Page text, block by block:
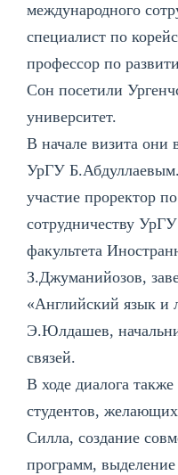
международного
специалист по
профессор по
Сон посетили
университет.
В начале визита они
УрГУ
участие проректор
сотрудничеству
факультета
З.Джуманийозов,
«Английский язык и
Э.Юлдашев,
связей.
В ходе диалога
студентов,
Силла, создание
программ, выделение